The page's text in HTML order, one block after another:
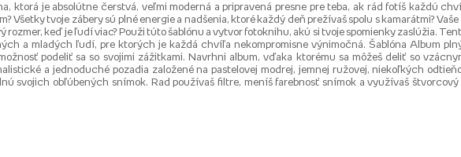
ktorá je absolútne čerstvá, veľmi moderná a pripravená presne pre teba, ak rád fotíš každú
Všetky tvoje zábery sú plné energie a nadšenia, ktoré každý deň prežívaš spolu s kamarátmi?
keď je ľudí viac? Použi túto šablónu a vytvor fotoknihu, akú si tvoje spomienky zaslúžia.
a mladých ľudí, pre ktorých je každá chvíľa nekompromisne výnimočná. Šablóna Album
podeliť sa so svojimi zážitkami. Navrhni album, vďaka ktorému sa môžeš deliť so
a jednoduché pozadia založené na pastelovej modrej, jemnej ružovej, niekoľkých
svojich obľúbených snímok. Rad používaš filtre, meníš farebnosť snímok a využívaš